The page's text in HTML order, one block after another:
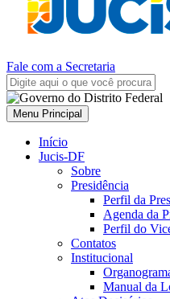
Fale com a Secretaria
Menu Principal
Início
Jucis-DF
Sobre
Presidência
Perfil da
Agenda da
Perfil do
Contatos
Institucional
Manual da